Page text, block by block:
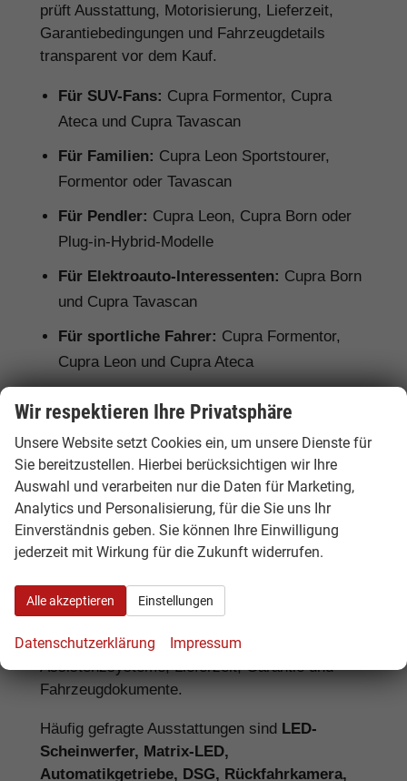
prüft Ausstattung, Motorisierung, Lieferzeit,
Garantiebedingungen und Fahrzeugdetails
transparent vor dem Kauf.
Für SUV-Fans: Cupra Formentor, Cupra
Ateca und Cupra Tavascan
Für Familien: Cupra Leon Sportstourer,
Formentor oder Tavascan
Für Pendler: Cupra Leon, Cupra Born oder
Plug-in-Hybrid-Modelle
Für Elektroauto-Interessenten: Cupra Born
und Cupra Tavascan
Für sportliche Fahrer: Cupra Formentor,
Cupra Leon und Cupra Ateca
Ausstattung, Lieferzeit und
Unterschiede bei Cupra EU-
Neuwagen
Bei einem Cupra EU-Neuwagen kann die
Serienausstattung je nach Herkunftsland vom
sich ein genauer Vergleich. Hamburgcars achtet
für Sie auf wichtige Details wie Motorisierung,
Batteriegröße, Ausstattungslinie,
Assistenzsysteme, Lieferzeit, Garantie und
Fahrzeugdokumente.
Häufig gefragte Ausstattungen sind LED-
Scheinwerfer, Matrix-LED,
Automatikgetriebe, DSG, Rückfahrkamera,
Wir respektieren Ihre Privatsphäre
Unsere Website setzt Cookies ein, um unsere Dienste für
Sie bereitzustellen. Hierbei berücksichtigen wir Ihre
Auswahl und verarbeiten nur die Daten für Marketing,
Analytics und Personalisierung, für die Sie uns Ihr
Einverständnis geben. Sie können Ihre Einwilligung
jederzeit mit Wirkung für die Zukunft widerrufen.
Alle akzeptieren Einstellungen
Datenschutzerklärung Impressum